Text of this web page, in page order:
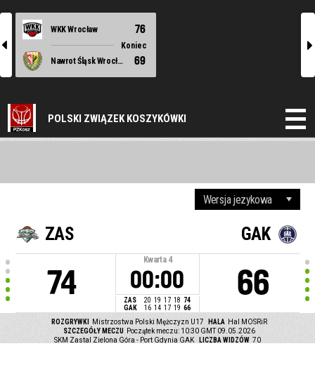
l
WKK Wrocław 76
Koniec
Nawrot Śląsk Wrocław
69
r
POLSKI ZWIĄZEK KOSZYKÓWKI
ZAS
74
Kwarta 4
00:00
ZAS 20 19 17 18 74
GAK
16 14 17 19 66
GAK
66
ROZGRYWKI Mistrzostwa Polski Mężczyzn U17 HALA Hal MOSRiR
SZCZEGÓŁY MECZU
Początek meczu: 10:30 GMT 09.05.2026
SKM Zastal Zielona Góra - Port Gdynia GAK
LICZBA WIDZÓW 70